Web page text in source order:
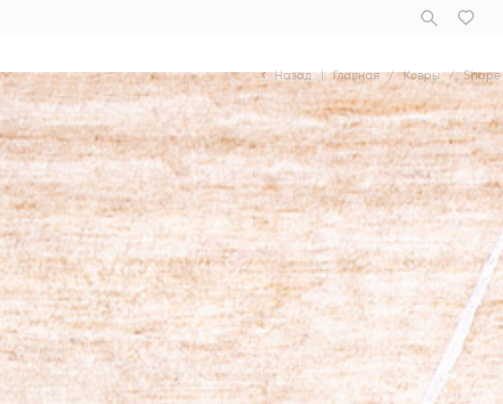
Назад | Главная / Ковры / Shape